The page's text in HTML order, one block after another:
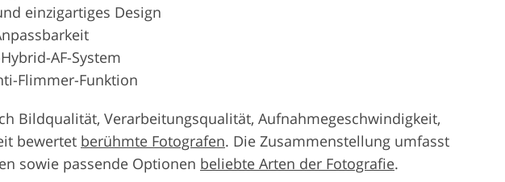
einzigartiges Design
AF-System
Flimmer-Funktion
Bildqualität, Verarbeitungsqualität, Aufnahmegeschwindigkeit,
bewertet berühmte Fotografen. Die Zusammenstellung umfasst
sowie passende Optionen beliebte Arten der Fotografie.